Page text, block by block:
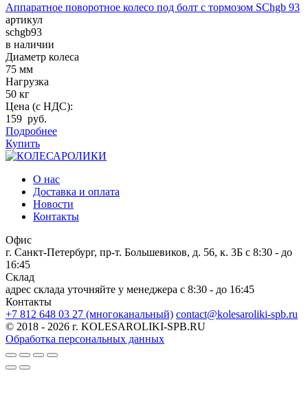
Аппаратное поворотное колесо под болт с тормозом SChgb 93
артикул
schgb93
в наличии
Диаметр колеса
75 мм
Нагрузка
50 кг
Цена (с НДС):
159 руб.
Подробнее
Купить
О нас
Доставка и оплата
Новости
Контакты
Офис
г. Санкт-Петербург, пр-т. Большевиков, д. 56, к. 3Б c 8:30 - до
16:45
Склад
адрес склада уточняйте у менеджера c 8:30 - до 16:45
Контакты
+7 812 648 03 27 (многоканальный) contact@kolesaroliki-spb.ru
© 2018 - 2026 г. KOLESAROLIKI-SPB.RU
Обработка персональных данных